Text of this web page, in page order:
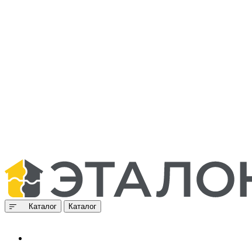
Каталог Каталог